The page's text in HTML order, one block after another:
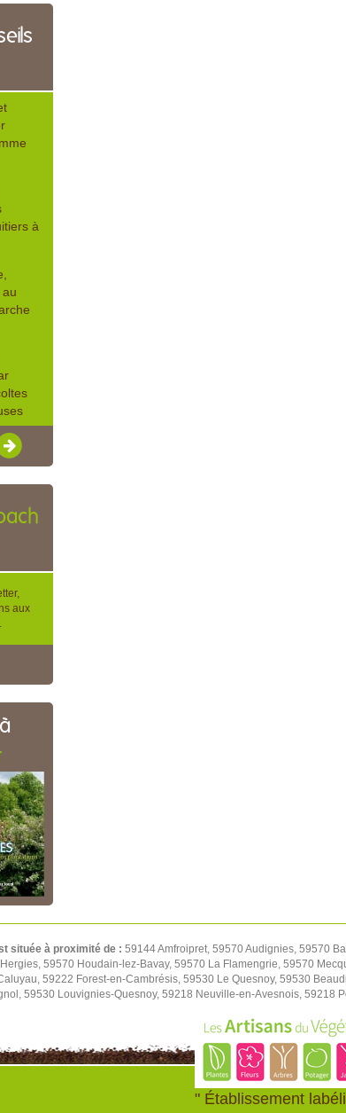
à
aux
située à proximité de : 59144 Amfroipret, 59570 Audignies, 59570
59570 Houdain-lez-Bavay, 59570 La Flamengrie, 59570
59222 Forest-en-Cambrésis, 59530 Le Quesnoy, 59530
59530 Louvignies-Quesnoy, 59218 Neuville-en-Avesnois, 59218
" Établissement